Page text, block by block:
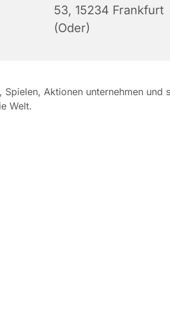
53, 15234 Frankfurt
(Oder)
Aktionen unternehmen und
Welt.